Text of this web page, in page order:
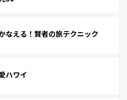
なえる！賢者の旅テクニック
ハワイ